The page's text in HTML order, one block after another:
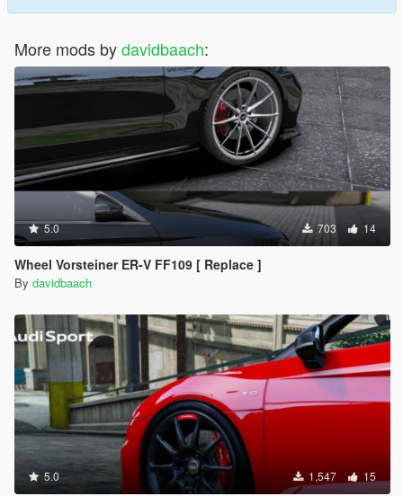
More mods bydavidbaach:
5.0 703 14
Wheel Vorsteiner ER-V FF109 [ Replace ]
By davidbaach
5.0 1,547 15